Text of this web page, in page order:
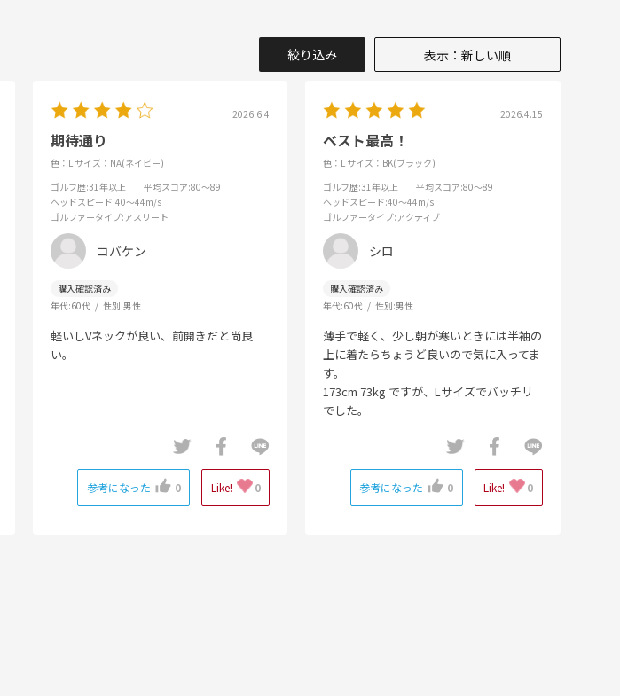
絞り込み 表示：新しい順
2026.6.4
期待通り
色：L サイズ：NA(ネイビー)
ゴルフ歴:31年以上 平均スコア:80～89
ヘッドスピード:40～44m/s
ゴルファータイプ:アスリート
コバケン
年代:60代 性別:男性
軽いしVネックが良い、前開きだと尚良
い。
参考になった 0 Like! 0
2026.4.15
ベスト最高！
色：L サイズ：BK(ブラック)
ゴルフ歴:31年以上 平均スコア:80～89
ヘッドスピード:40～44m/s
ゴルファータイプ:アクティブ
シロ
年代:60代 性別:男性
薄手で軽く、少し朝が寒いときには半袖の
上に着たらちょうど良いので気に入ってま
す。
173cm 73kg ですが、Lサイズでバッチリ
でした。
参考になった 0 Like! 0